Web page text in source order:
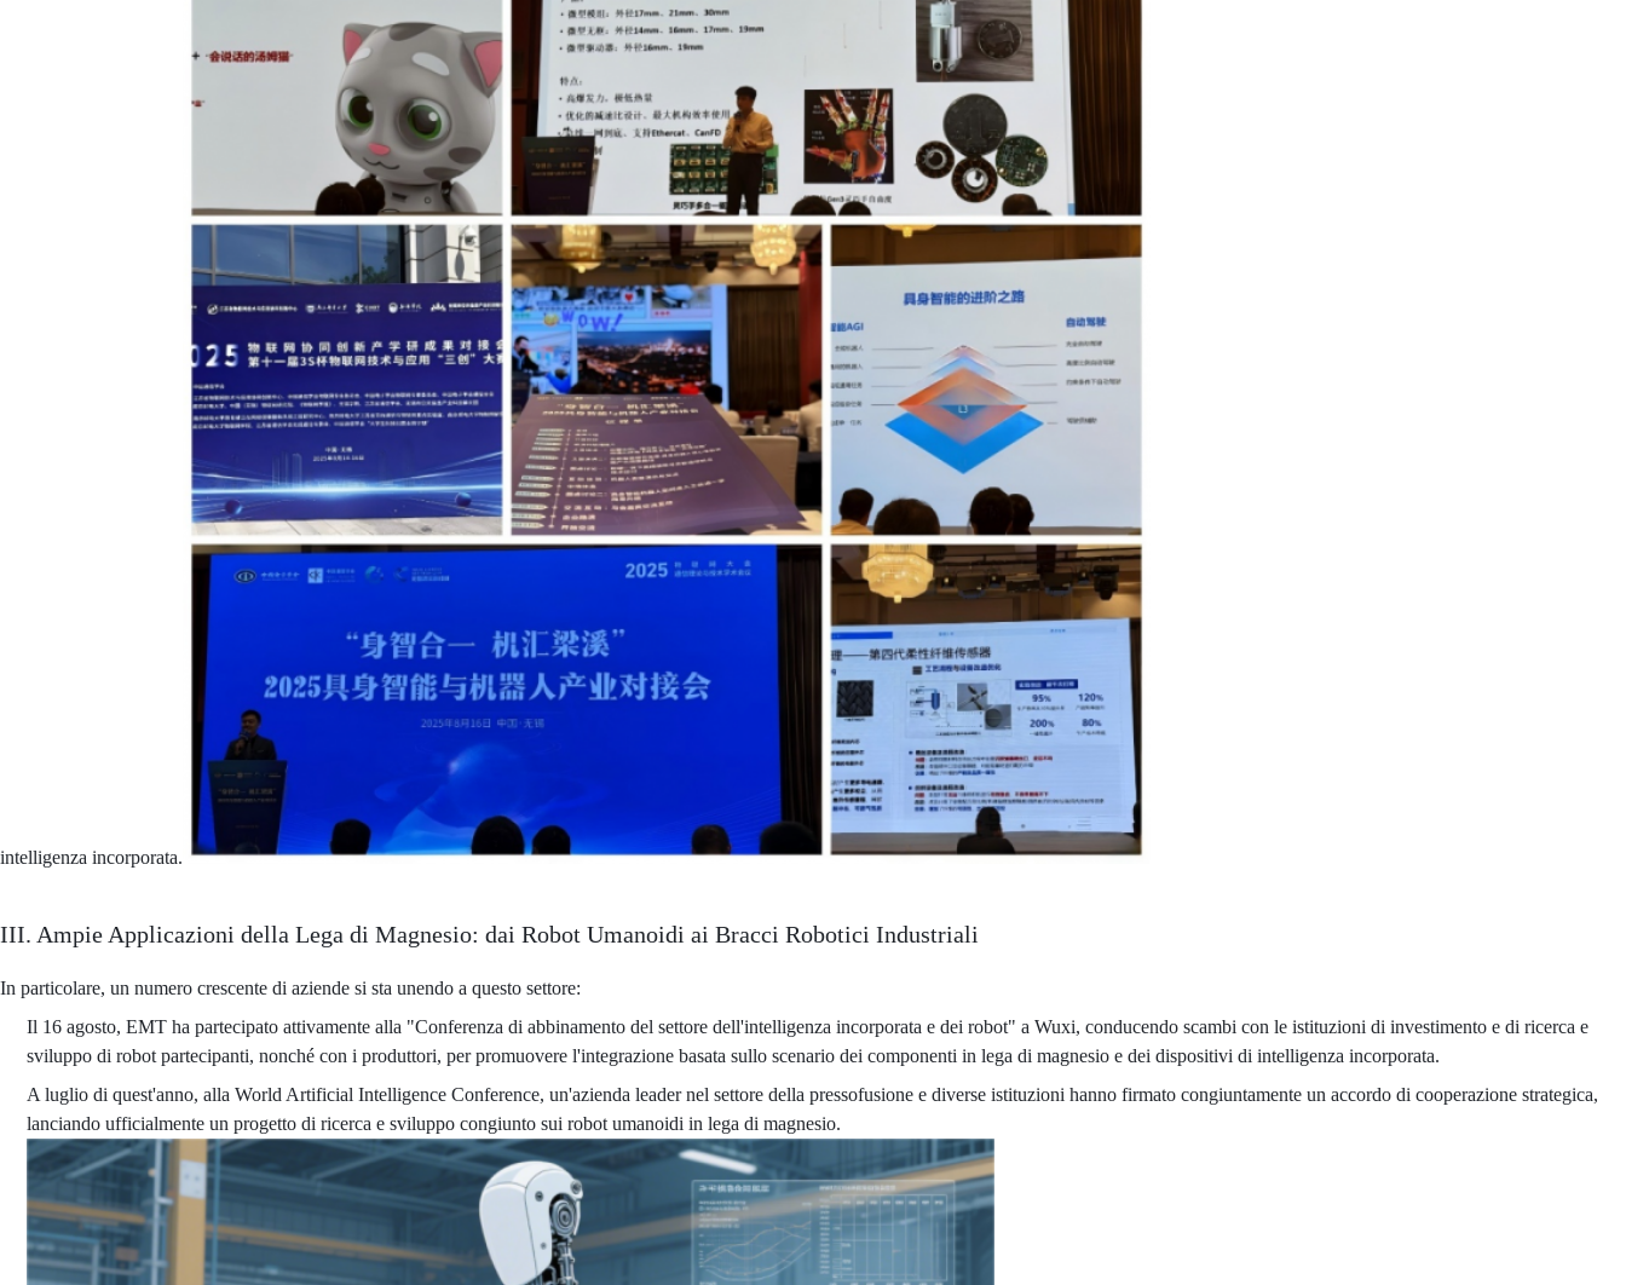
intelligenza incorporata.
III. Ampie Applicazioni della Lega di Magnesio: dai Robot Umanoidi ai Bracci Robotici Industriali
In particolare, un numero crescente di aziende si sta unendo a questo settore:
Il 16 agosto, EMT ha partecipato attivamente alla "Conferenza di abbinamento del settore dell'intelligenza incorporata e dei robot" a Wuxi, conducendo scambi con le istituzioni di investimento e di ricerca e
sviluppo di robot partecipanti, nonché con i produttori, per promuovere l'integrazione basata sullo scenario dei componenti in lega di magnesio e dei dispositivi di intelligenza incorporata.
A luglio di quest'anno, alla World Artificial Intelligence Conference, un'azienda leader nel settore della pressofusione e diverse istituzioni hanno firmato congiuntamente un accordo di cooperazione strategica,
lanciando ufficialmente un progetto di ricerca e sviluppo congiunto sui robot umanoidi in lega di magnesio.